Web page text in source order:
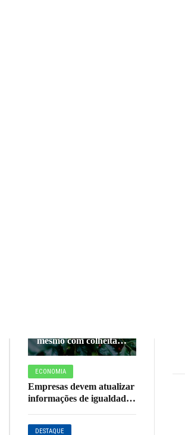
mesmo com colheita
em fase final
ECONOMIA
Empresas devem atualizar
informações de igualdade
mulheres até o fim do mês
DESTAQUE